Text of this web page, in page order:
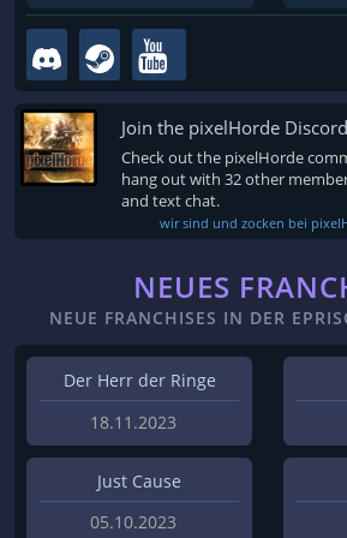
Join the pixelHorde
Check out the pixelHorde
hang out with 32 other
and text chat.
wir sind und zocken bei
NEUES
NEUE FRANCHISES IN DER
Der Herr der Ringe
18.11.2023
Just Cause
05.10.2023